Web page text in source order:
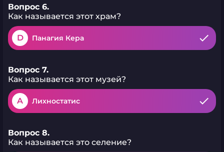
Вопрос 6.
Как называется этот храм?
D Панагия Кера
Вопрос 7.
Как называется этот музей?
A Лихностатис
Вопрос 8.
Как называется это селение?